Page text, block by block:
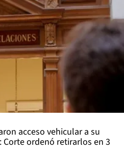
acceso vehicular a su
ordenó retirarlos en 3